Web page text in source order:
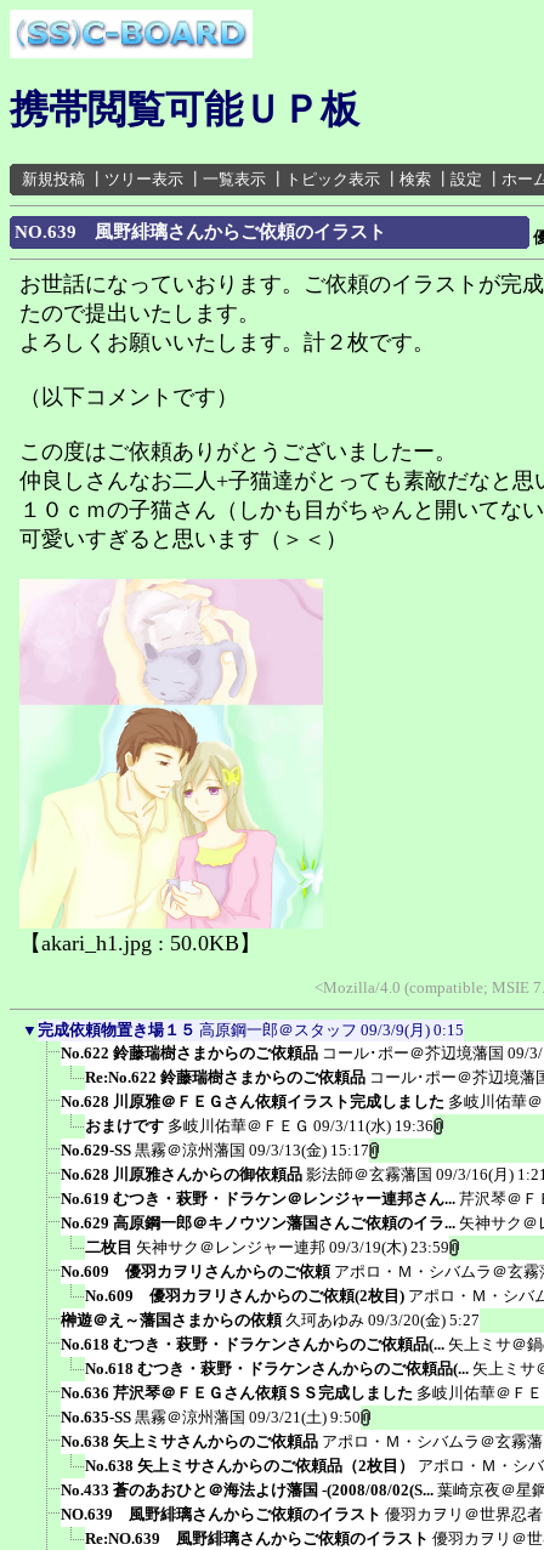
携帯閲覧可能ＵＰ板
新規投稿 ツリー表示 一覧表示 トピック表示 検索 設定 ホー
NO.639 風野緋璃さんからご依頼のイラスト
お世話になっていおります。ご依頼のイラストが完
たので提出いたします。
よろしくお願いいたします。計２枚です。
（以下コメントです）
この度はご依頼ありがとうございましたー。
仲良しさんなお二人+子猫達がとっても素敵だなと思
１０ｃｍの子猫さん（しかも目がちゃんと開いてな
可愛いすぎると思います（＞＜）
【akari_h1.jpg : 50.0KB】
<Mozilla/4.0 (compatible; MSIE
▼ 完成依頼物置き場１５ 高原鋼一郎＠スタッフ 09/3/9(月) 0:15
No.622 鈴藤瑞樹さまからのご依頼品 コール･ポー＠芥辺境藩国 09/
Re:No.622 鈴藤瑞樹さまからのご依頼品 コール･ポー＠芥辺境藩
No.628 川原雅＠ＦＥＧさん依頼イラスト完成しました 多岐川佑華
おまけです 多岐川佑華＠ＦＥＧ 09/3/11(水) 19:36
No.629-SS 黒霧＠涼州藩国 09/3/13(金) 15:17
No.628 川原雅さんからの御依頼品 影法師＠玄霧藩国 09/3/16(月)
No.619 むつき・萩野・ドラケン＠レンジャー連邦さん... 芹沢琴＠Ｆ
No.629 高原鋼一郎＠キノウツン藩国さんご依頼のイラ... 矢神サク＠
二枚目 矢神サク＠レンジャー連邦 09/3/19(木) 23:59
No.609 優羽カヲリさんからのご依頼 アポロ・Ｍ・シバムラ＠玄霧
No.609 優羽カヲリさんからのご依頼(2枚目) アポロ・Ｍ・シバ
榊遊＠え～藩国さまからの依頼 久珂あゆみ 09/3/20(金) 5:27
No.618 むつき・萩野・ドラケンさんからのご依頼品(... 矢上ミサ＠
No.618 むつき・萩野・ドラケンさんからのご依頼品(... 矢上ミサ
No.636 芹沢琴＠ＦＥＧさん依頼ＳＳ完成しました 多岐川佑華＠Ｆ
No.635-SS 黒霧＠涼州藩国 09/3/21(土) 9:50
No.638 矢上ミサさんからのご依頼品 アポロ・Ｍ・シバムラ＠玄霧
No.638 矢上ミサさんからのご依頼品（2枚目）
アポロ・Ｍ・シ
No.433 蒼のあおひと＠海法よけ藩国 -(2008/08/02(S... 葉崎京夜＠星
NO.639 風野緋璃さんからご依頼のイラスト 優羽カヲリ＠世界忍
Re:NO.639 風野緋璃さんからご依頼のイラスト 優羽カヲリ＠